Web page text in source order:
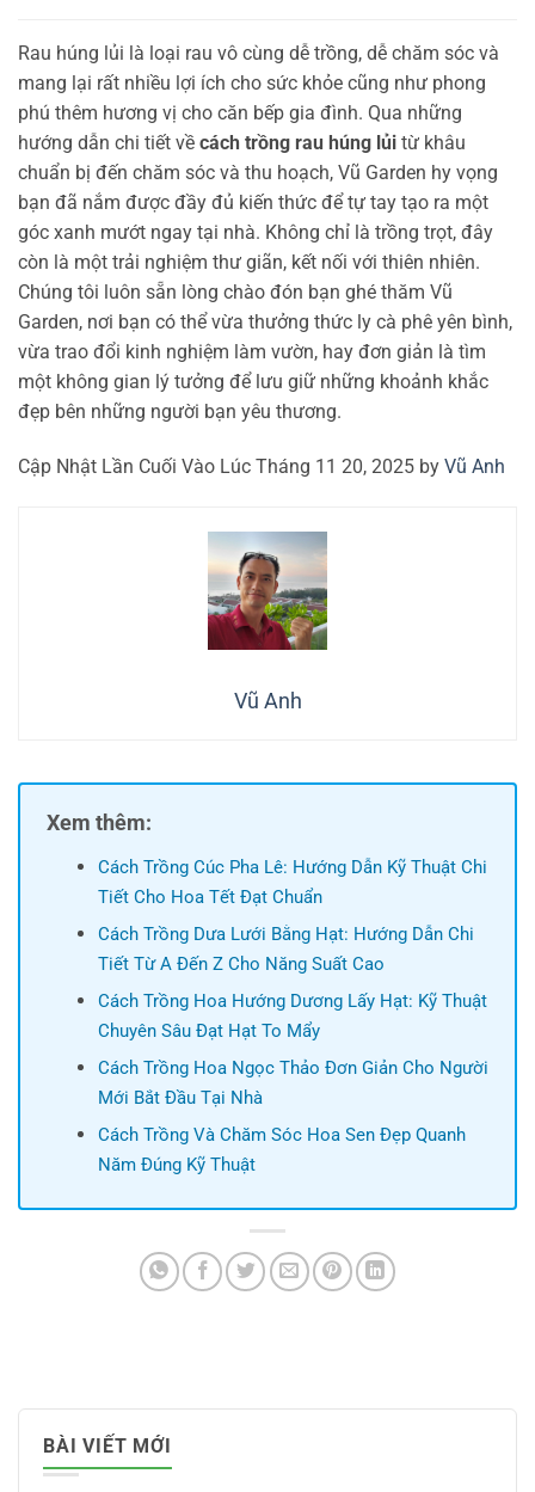
Rau húng lủi là loại rau vô cùng dễ trồng, dễ chăm sóc và
mang lại rất nhiều lợi ích cho sức khỏe cũng như phong
phú thêm hương vị cho căn bếp gia đình. Qua những
hướng dẫn chi tiết về cách trồng rau húng lủi từ khâu
chuẩn bị đến chăm sóc và thu hoạch, Vũ Garden hy vọng
bạn đã nắm được đầy đủ kiến thức để tự tay tạo ra một
góc xanh mướt ngay tại nhà. Không chỉ là trồng trọt, đây
còn là một trải nghiệm thư giãn, kết nối với thiên nhiên.
Chúng tôi luôn sẵn lòng chào đón bạn ghé thăm Vũ
Garden, nơi bạn có thể vừa thưởng thức ly cà phê yên bình,
vừa trao đổi kinh nghiệm làm vườn, hay đơn giản là tìm
một không gian lý tưởng để lưu giữ những khoảnh khắc
đẹp bên những người bạn yêu thương.
Cập Nhật Lần Cuối Vào Lúc Tháng 11 20, 2025 by Vũ Anh
Vũ Anh
Xem thêm:
Cách Trồng Cúc Pha Lê: Hướng Dẫn Kỹ Thuật Chi
Tiết Cho Hoa Tết Đạt Chuẩn
Cách Trồng Dưa Lưới Bằng Hạt: Hướng Dẫn Chi
Tiết Từ A Đến Z Cho Năng Suất Cao
Cách Trồng Hoa Hướng Dương Lấy Hạt: Kỹ Thuật
Chuyên Sâu Đạt Hạt To Mẩy
Cách Trồng Hoa Ngọc Thảo Đơn Giản Cho Người
Mới Bắt Đầu Tại Nhà
Cách Trồng Và Chăm Sóc Hoa Sen Đẹp Quanh
Năm Đúng Kỹ Thuật
BÀI VIẾT MỚI